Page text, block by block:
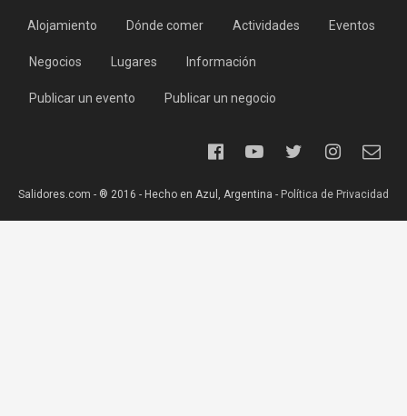
Alojamiento Dónde comer Actividades Eventos
Negocios Lugares Información
Publicar un evento Publicar un negocio
Salidores.com - ® 2016 - Hecho en Azul, Argentina - Política de Privacidad